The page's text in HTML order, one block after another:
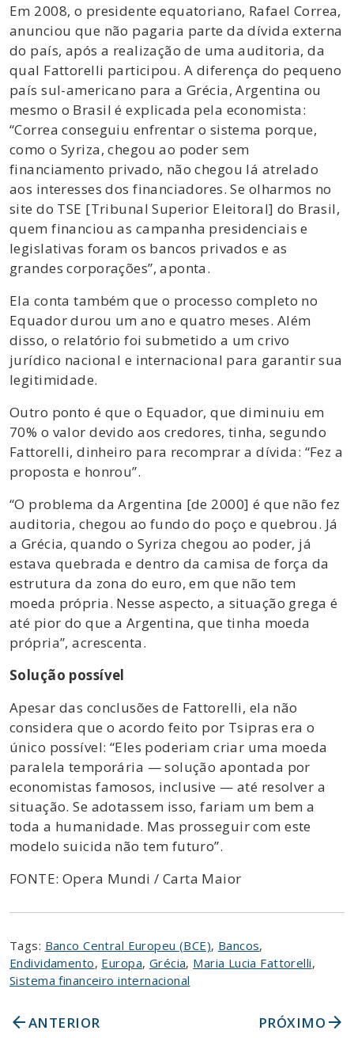
Em 2008, o presidente equatoriano, Rafael Correa,
anunciou que não pagaria parte da dívida externa
do país, após a realização de uma auditoria, da
qual Fattorelli participou. A diferença do pequeno
país sul-americano para a Grécia, Argentina ou
mesmo o Brasil é explicada pela economista:
“Correa conseguiu enfrentar o sistema porque,
como o Syriza, chegou ao poder sem
financiamento privado, não chegou lá atrelado
aos interesses dos financiadores. Se olharmos no
site do TSE [Tribunal Superior Eleitoral] do Brasil,
quem financiou as campanha presidenciais e
legislativas foram os bancos privados e as
grandes corporações”, aponta.
Ela conta também que o processo completo no
Equador durou um ano e quatro meses. Além
disso, o relatório foi submetido a um crivo
jurídico nacional e internacional para garantir sua
legitimidade.
Outro ponto é que o Equador, que diminuiu em
70% o valor devido aos credores, tinha, segundo
Fattorelli, dinheiro para recomprar a dívida: “Fez a
proposta e honrou”.
“O problema da Argentina [de 2000] é que não fez
auditoria, chegou ao fundo do poço e quebrou. Já
a Grécia, quando o Syriza chegou ao poder, já
estava quebrada e dentro da camisa de força da
estrutura da zona do euro, em que não tem
moeda própria. Nesse aspecto, a situação grega é
até pior do que a Argentina, que tinha moeda
própria”, acrescenta.
Solução possível
Apesar das conclusões de Fattorelli, ela não
considera que o acordo feito por Tsipras era o
único possível: “Eles poderiam criar uma moeda
paralela temporária — solução apontada por
economistas famosos, inclusive — até resolver a
situação. Se adotassem isso, fariam um bem a
toda a humanidade. Mas prosseguir com este
modelo suicida não tem futuro”.
FONTE: Opera Mundi / Carta Maior
Tags: Banco Central Europeu (BCE), Bancos,
Endividamento, Europa, Grécia, Maria Lucia Fattorelli,
Sistema financeiro internacional
arrow_backANTERIOR PRÓXIMO arrow_forward